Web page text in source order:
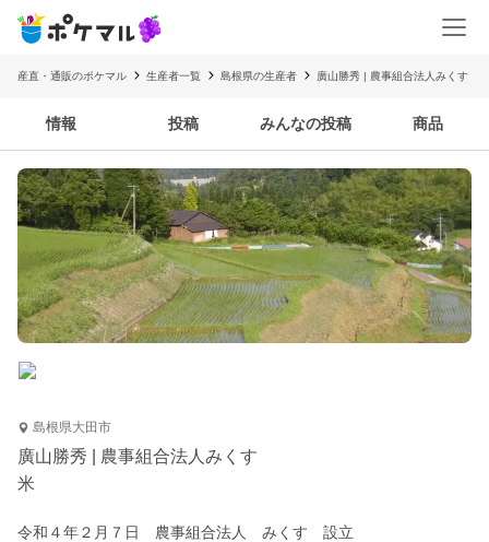
産直・通販のポケマル 生産者一覧 島根県の生産者 廣山勝秀 | 農事組合法人みくす
情報 投稿 みんなの投稿 商品
島根県大田市
廣山勝秀 | 農事組合法人みくす
米
令和４年２月７日　農事組合法人　みくす　設立